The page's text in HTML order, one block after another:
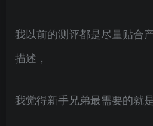
我以前的测评都是尽量贴合
描述，
我觉得新手兄弟最需要的就